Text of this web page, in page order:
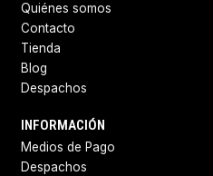
Quiénes somos
Contacto
Tienda
Blog
Despachos
INFORMACIÓN
Medios de Pago
Despachos